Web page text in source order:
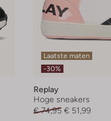
Laatste maten
-30%
Replay
Hoge sneakers
€ 74,95 € 51,99